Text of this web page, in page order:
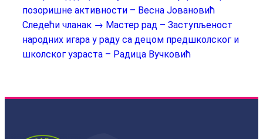
позоришне активности – Весна Јовановић
Следећи чланак → Мастер рад – Заступљеност
народних игара у раду са децом предшколског и
школског узраста – Радица Вучковић